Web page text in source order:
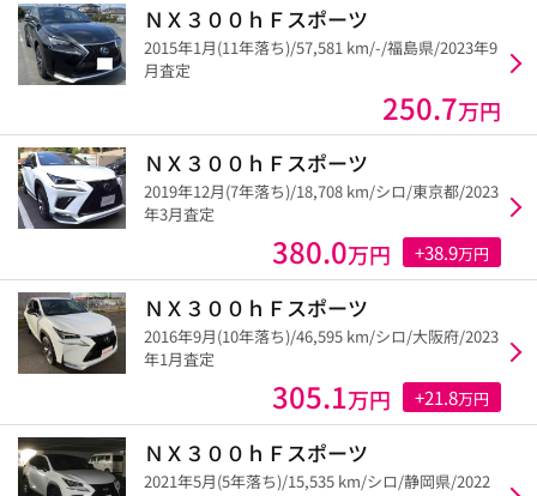
ＮＸ３００ｈＦスポーツ
2015年1月(11年落ち)/57,581 km/-/福島県/2023年9
月査定
250.7万円
ＮＸ３００ｈＦスポーツ
2019年12月(7年落ち)/18,708 km/シロ/東京都/2023
年3月査定
380.0万円 +38.9万円
ＮＸ３００ｈＦスポーツ
2016年9月(10年落ち)/46,595 km/シロ/大阪府/2023
年1月査定
305.1万円 +21.8万円
ＮＸ３００ｈＦスポーツ
2021年5月(5年落ち)/15,535 km/シロ/静岡県/2022